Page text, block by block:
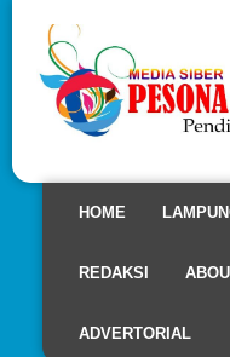
HOME
REDAKSI
ADVERTORIAL